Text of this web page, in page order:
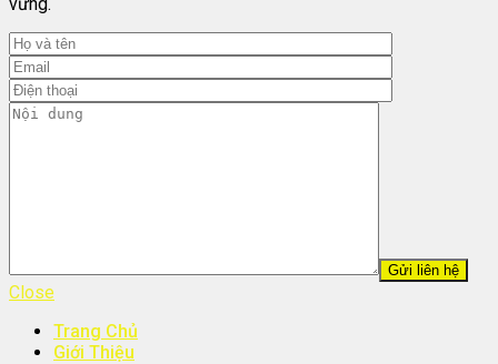
Close
Trang Chủ
Giới Thiệu